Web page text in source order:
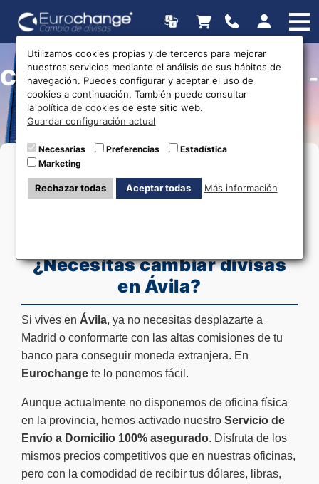
Cambio de moneda en Ávila -
Envío a Domicilio
¿Necesitas cambiar divisas
en Ávila?
Si vives en Ávila, ya no necesitas desplazarte a
Madrid o conformarte con las altas comisiones de tu
banco para conseguir moneda extranjera. En
Eurochange te lo ponemos fácil.
Aunque actualmente no disponemos de oficina física
en la provincia, hemos activado nuestro Servicio de
Envío a Domicilio 100% asegurado. Disfruta de los
mismos precios competitivos que en nuestras oficinas,
pero con la comodidad de recibir tus dólares, libras,
Utilizamos cookies propias y de terceros para mejorar
nuestros servicios mediante el análisis de sus hábitos de
navegación. Puedes configurar y aceptar el uso de
cookies a continuación. También puede consultar
la política de cookies de este sitio web.
Guardar configuración actual
Necesarias Preferencias
Estadística
Marketing
Rechazar todas Aceptar todas Más información